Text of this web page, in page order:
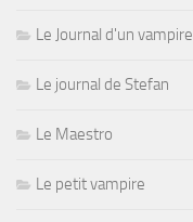
Le Journal d'un vampire
Le journal de Stefan
Le Maestro
Le petit vampire